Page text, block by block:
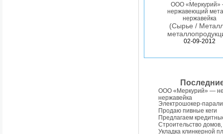
ООО
нержавеющий
нержавейка
(Сырье /
02-09-2012
ООО «Меркурий» —
нержавейка
Электрошокер-
Продаю пивные кеги
Предлагаем
Строительство
Укладка клинкерной